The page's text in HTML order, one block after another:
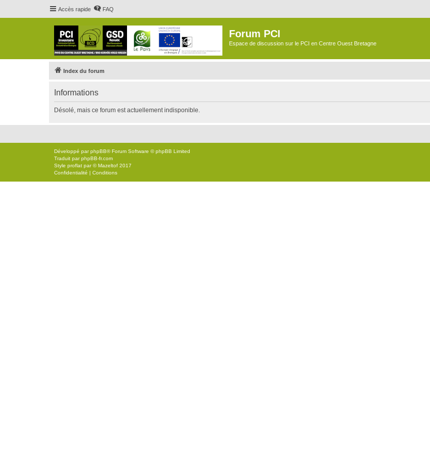
Accès rapide FAQ
Forum PCI
Espace de discussion sur le PCI en Centre Ouest Bretagne
Index du forum
Informations
Désolé, mais ce forum est actuellement indisponible.
Développé parphpBB® Forum Software © phpBB Limited
Traduit parphpBB-fr.com
Style proflat par ©Mazeltof 2017
Confidentialité | Conditions